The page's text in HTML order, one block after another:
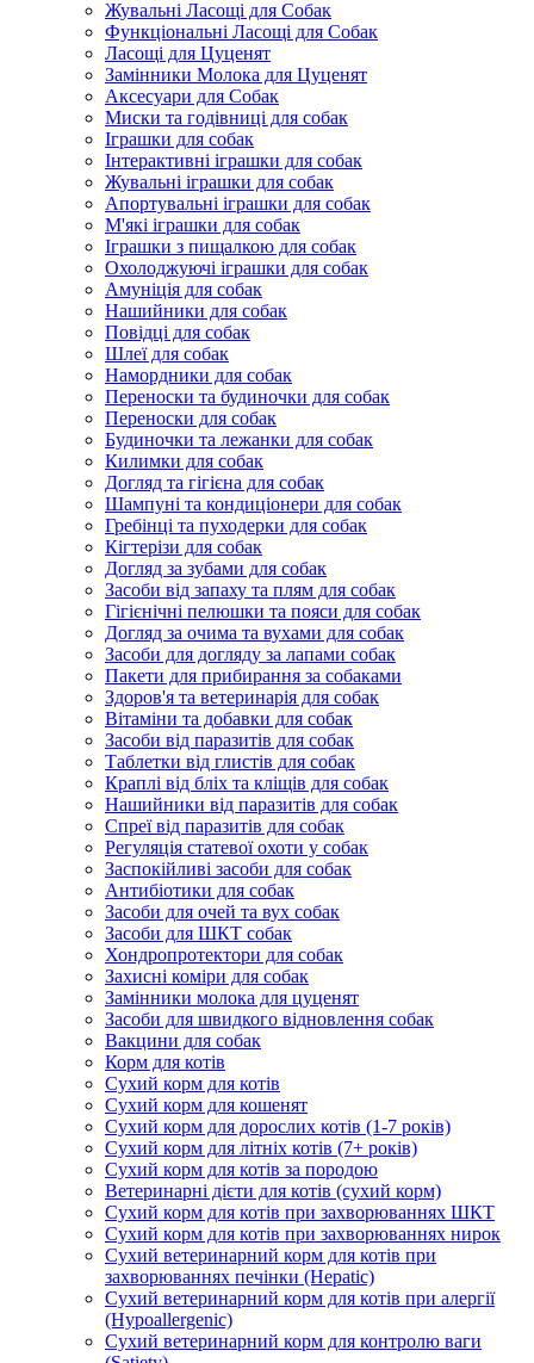
Жувальні Ласощі для Собак
Функціональні Ласощі для Собак
Ласощі для Цуценят
Замінники Молока для Цуценят
Аксесуари для Собак
Миски та годівниці для собак
Іграшки для собак
Інтерактивні іграшки для собак
Жувальні іграшки для собак
Апортувальні іграшки для собак
М'які іграшки для собак
Іграшки з пищалкою для собак
Охолоджуючі іграшки для собак
Амуніція для собак
Нашийники для собак
Повідці для собак
Шлеї для собак
Намордники для собак
Переноски та будиночки для собак
Переноски для собак
Будиночки та лежанки для собак
Килимки для собак
Догляд та гігієна для собак
Шампуні та кондиціонери для собак
Гребінці та пуходерки для собак
Кігтерізи для собак
Догляд за зубами для собак
Засоби від запаху та плям для собак
Гігієнічні пелюшки та пояси для собак
Догляд за очима та вухами для собак
Засоби для догляду за лапами собак
Пакети для прибирання за собаками
Здоров'я та ветеринарія для собак
Вітаміни та добавки для собак
Засоби від паразитів для собак
Таблетки від глистів для собак
Краплі від бліх та кліщів для собак
Нашийники від паразитів для собак
Спреї від паразитів для собак
Регуляція статевої охоти у собак
Заспокійливі засоби для собак
Антибіотики для собак
Засоби для очей та вух собак
Засоби для ШКТ собак
Хондропротектори для собак
Захисні коміри для собак
Замінники молока для цуценят
Засоби для швидкого відновлення собак
Вакцини для собак
Корм для котів
Сухий корм для котів
Сухий корм для кошенят
Сухий корм для дорослих котів (1-7 років)
Сухий корм для літніх котів (7+ років)
Сухий корм для котів за породою
Ветеринарні дієти для котів (сухий корм)
Сухий корм для котів при захворюваннях ШКТ
Сухий корм для котів при захворюваннях нирок
Сухий ветеринарний корм для котів при
захворюваннях печінки (Hepatic)
Сухий ветеринарний корм для котів при алергії
(Hypoallergenic)
Сухий ветеринарний корм для контролю ваги